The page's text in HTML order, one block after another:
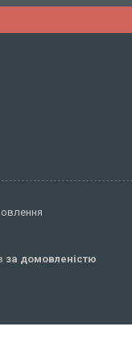
за домовленістю